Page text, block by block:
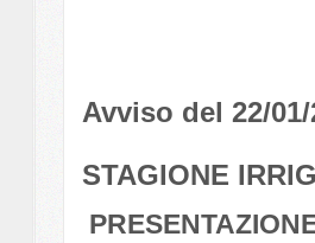
Avviso del 22/
STAGIONE